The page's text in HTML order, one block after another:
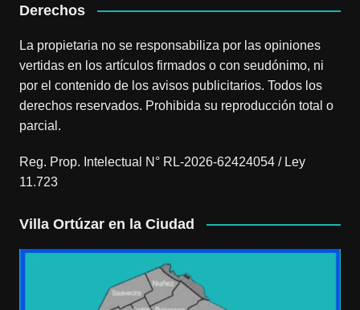
Derechos
La propietaria no se responsabiliza por las opiniones
vertidas en los artículos firmados o con seudónimo, ni
por el contenido de los avisos publicitarios. Todos los
derechos reservados. Prohibida su reproducción total o
parcial.
Reg. Prop. Intelectual N° RL-2026-62424054 / Ley
11.723
Villa Ortúzar en la Ciudad